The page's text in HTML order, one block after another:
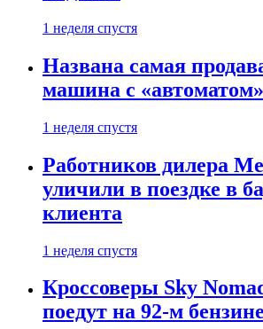
1 неделя спустя
Названа самая
машина с
1 неделя спустя
Работников дилера
уличили в поездке в
клиента
1 неделя спустя
Кроссоверы Sky
поедут на 92-м бензине